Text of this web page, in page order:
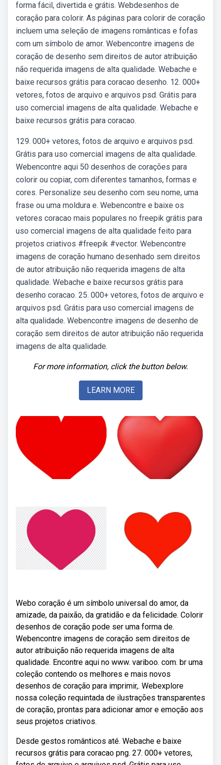
forma fácil, divertida e grátis. Webdesenhos de
coração para colorir. As páginas para colorir de coração
incluem uma seleção de imagens românticas e fofas
com um símbolo de amor. Webencontre imagens de
coração de desenho sem direitos de autor atribuição
não requerida imagens de alta qualidade. Webache e
baixe recursos grátis para coracao desenho. 12. 000+
vetores, fotos de arquivo e arquivos psd. Grátis para
uso comercial imagens de alta qualidade. Webache e
baixe recursos grátis para coracao.
129. 000+ vetores, fotos de arquivo e arquivos psd.
Grátis para uso comercial imagens de alta qualidade.
Webencontre aqui 50 desenhos de corações para
colorir ou copiar, com diferentes tamanhos, formas e
cores. Personalize seu desenho com seu nome, uma
frase ou uma moldura e. Webencontre e baixe os
vetores coracao mais populares no freepik grátis para
uso comercial imagens de alta qualidade feito para
projetos criativos #freepik #vector. Webencontre
imagens de coração humano desenhado sem direitos
de autor atribuição não requerida imagens de alta
qualidade. Webache e baixe recursos grátis para
desenho coracao. 25. 000+ vetores, fotos de arquivo e
arquivos psd. Grátis para uso comercial imagens de
alta qualidade. Webencontre imagens de desenho de
coração sem direitos de autor atribuição não requerida
imagens de alta qualidade.
For more information, click the button below.
LEARN MORE
Webo coração é um símbolo universal do amor, da
amizade, da paixão, da gratidão e da felicidade. Colorir
desenhos de coração pode ser uma forma de.
Webencontre imagens de coração sem direitos de
autor atribuição não requerida imagens de alta
qualidade. Encontre aqui no www. variboo. com. br uma
coleção contendo os melhores e mais novos
desenhos de coração para imprimir,. Webexplore
nossa coleção requintada de ilustrações transparentes
de coração, prontas para adicionar amor e emoção aos
seus projetos criativos.
Desde gestos românticos até. Webache e baixe
recursos grátis para coracao png. 27. 000+ vetores,